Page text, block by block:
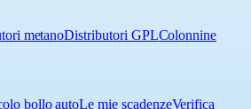
metanoDistributori GPLColonnine
bollo autoLe mie scadenzeVerifica